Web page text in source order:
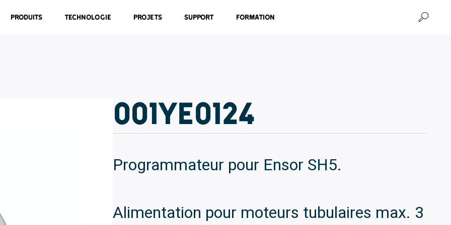
Produits Technologie Projets Support Formation
001YE0124
Programmateur pour Ensor SH5.
Alimentation pour moteurs tubulaires max. 3